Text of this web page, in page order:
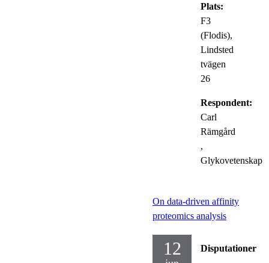
Plats:
F3
(Flodis),
Lindsted
tvägen
26
Respondent:
Carl
Rämgård
,
Glykovetenskap
On data-driven affinity
proteomics analysis
12 Disputationer